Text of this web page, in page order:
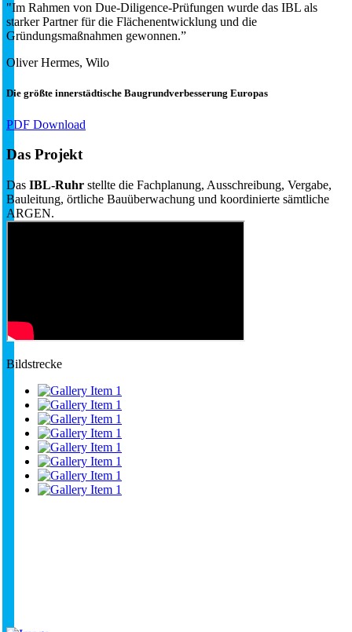
"Im Rahmen von Due-Diligence-Prüfungen wurde das IBL als
starker Partner für die Flächenentwicklung und die
Gründungsmaßnahmen gewonnen.”
Oliver Hermes, Wilo
Die größte innerstädtische Baugrundverbesserung Europas
PDF Download
Das Projekt
Das IBL-Ruhr stellte die Fachplanung, Ausschreibung, Vergabe,
Bauleitung, örtliche Bauüberwachung und koordinierte sämtliche
ARGEN.
Bildstrecke